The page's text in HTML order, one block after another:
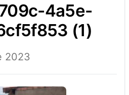
(1)
2023